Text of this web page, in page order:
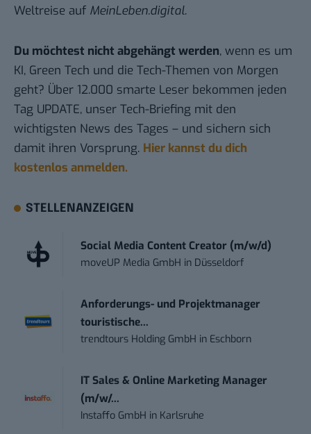
Weltreise auf MeinLeben.digital.
Du möchtest nicht abgehängt werden, wenn es um
KI, Green Tech und die Tech-Themen von Morgen
geht? Über 12.000 smarte Leser bekommen jeden
Tag UPDATE, unser Tech-Briefing mit den
wichtigsten News des Tages – und sichern sich
damit ihren Vorsprung. Hier kannst du dich
kostenlos anmelden.
STELLENANZEIGEN
Social Media Content Creator (m/w/d)
moveUP Media GmbH in Düsseldorf
Anforderungs- und Projektmanager
touristische...
trendtours Holding GmbH in Eschborn
IT Sales & Online Marketing Manager
(m/w/...
Instaffo GmbH in Karlsruhe